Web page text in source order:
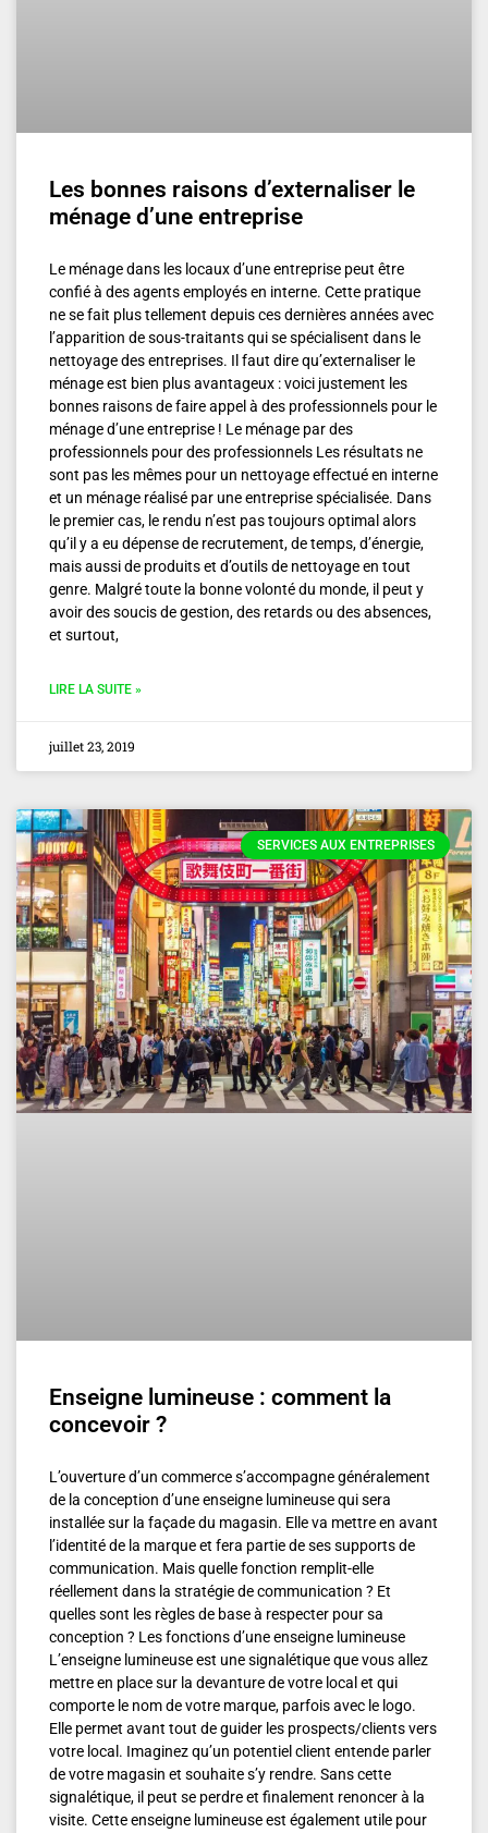
Les bonnes raisons d’externaliser le
ménage d’une entreprise
Le ménage dans les locaux d’une entreprise peut être
confié à des agents employés en interne. Cette pratique
ne se fait plus tellement depuis ces dernières années avec
l’apparition de sous-traitants qui se spécialisent dans le
nettoyage des entreprises. Il faut dire qu’externaliser le
ménage est bien plus avantageux : voici justement les
bonnes raisons de faire appel à des professionnels pour le
ménage d’une entreprise ! Le ménage par des
professionnels pour des professionnels Les résultats ne
sont pas les mêmes pour un nettoyage effectué en interne
et un ménage réalisé par une entreprise spécialisée. Dans
le premier cas, le rendu n’est pas toujours optimal alors
qu’il y a eu dépense de recrutement, de temps, d’énergie,
mais aussi de produits et d’outils de nettoyage en tout
genre. Malgré toute la bonne volonté du monde, il peut y
avoir des soucis de gestion, des retards ou des absences,
et surtout,
LIRE LA SUITE »
juillet 23, 2019
SERVICES AUX ENTREPRISES
Enseigne lumineuse : comment la
concevoir ?
L’ouverture d’un commerce s’accompagne généralement
de la conception d’une enseigne lumineuse qui sera
installée sur la façade du magasin. Elle va mettre en avant
l’identité de la marque et fera partie de ses supports de
communication. Mais quelle fonction remplit-elle
réellement dans la stratégie de communication ? Et
quelles sont les règles de base à respecter pour sa
conception ? Les fonctions d’une enseigne lumineuse
L’enseigne lumineuse est une signalétique que vous allez
mettre en place sur la devanture de votre local et qui
comporte le nom de votre marque, parfois avec le logo.
Elle permet avant tout de guider les prospects/clients vers
votre local. Imaginez qu’un potentiel client entende parler
de votre magasin et souhaite s’y rendre. Sans cette
signalétique, il peut se perdre et finalement renoncer à la
visite. Cette enseigne lumineuse est également utile pour